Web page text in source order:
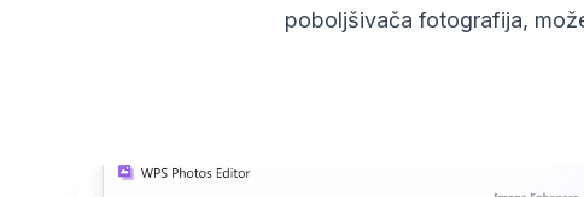
poboljšivača fotografija,